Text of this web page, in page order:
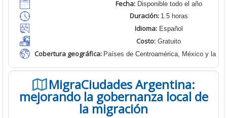
Fecha:Disponible todo el año
Duración: 1.5 horas
Idioma:Español
Costo: Gratuito
Cobertura geográfica: Países de Centroamérica, México y la
MigraCiudades Argentina:
mejorando la gobernanza local de
la migración